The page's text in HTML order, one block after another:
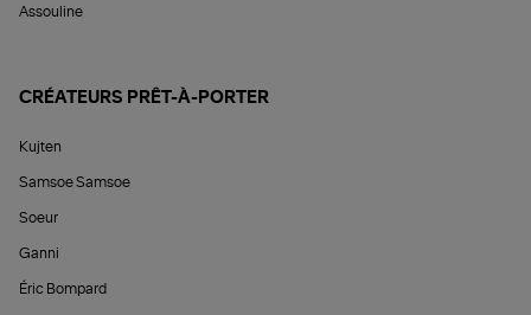
Assouline
CRÉATEURS PRÊT-À-PORTER
Kujten
Samsoe Samsoe
Soeur
Ganni
Éric Bompard